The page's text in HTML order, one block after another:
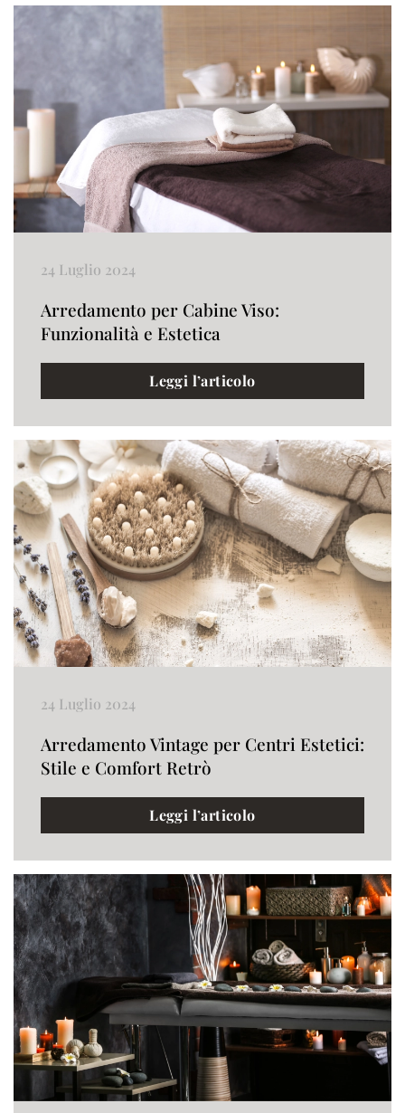
24 Luglio 2024
Arredamento per Cabine Viso:
Funzionalità e Estetica
Leggi l’articolo
24 Luglio 2024
Arredamento Vintage per Centri Estetici:
Stile e Comfort Retrò
Leggi l’articolo